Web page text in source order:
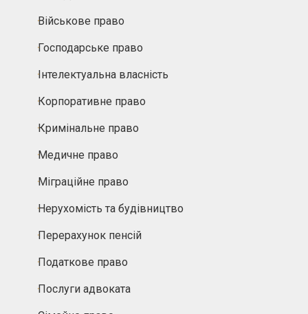
Військове право
Господарське право
Інтелектуальна власність
Корпоративне право
Кримінальне право
Медичне право
Міграційне право
Нерухомість та будівництво
Перерахунок пенсій
Податкове право
Послуги адвоката